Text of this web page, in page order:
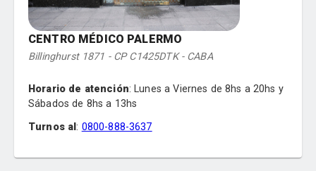
Oftalmología
Traumatología
Urología
CENTRO MÉDICO PALERMO
Billinghurst 1871 - CP C1425DTK - CABA
Horario de atención: Lunes a Viernes de 8hs a 20hs y
Sábados de 8hs a 13hs
Turnos al: 0800-888-3637